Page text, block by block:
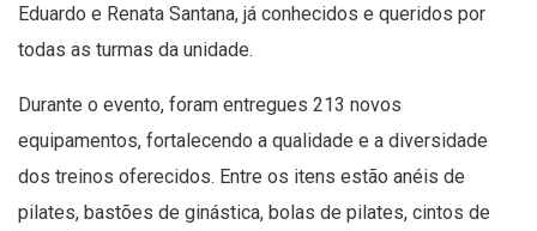
Eduardo e Renata Santana, já conhecidos e queridos por
todas as turmas da unidade.
Durante o evento, foram entregues 213 novos
equipamentos, fortalecendo a qualidade e a diversidade
dos treinos oferecidos. Entre os itens estão anéis de
pilates, bastões de ginástica, bolas de pilates, cintos de